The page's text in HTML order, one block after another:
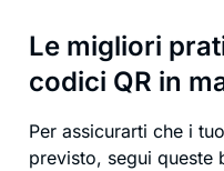
Le migliori
codici QR in
Per assicurarti che i
previsto, segui queste